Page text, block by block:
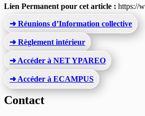
Lien Permanent pour cet article : https://
➜ Réunions d’Information collective
➜ Règlement intérieur
➜ Accéder à NET YPAREO
➜ Accéder à ECAMPUS
Contact